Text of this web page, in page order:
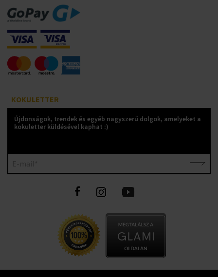
KOKULETTER
Újdonságok, trendek és egyéb nagyszerű dolgok, amelyeket a
kokuletter küldésével kaphat :)